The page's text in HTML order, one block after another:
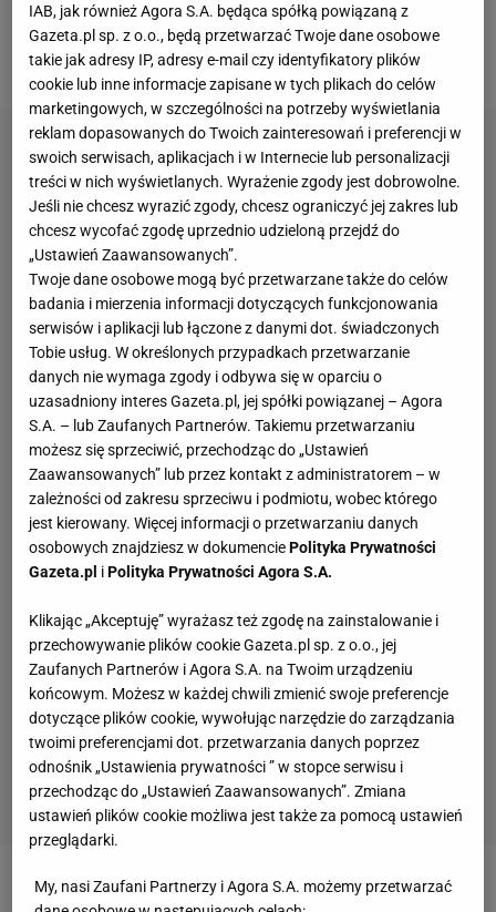
Zagłębiem Sosnowiec, to przegrał trzy ostatnie
spotkania, które zaprzepaściły szanse na awans.
Zobacz wideoKogo Roman Kołtoń skreśliłby z kadry
IAB, jak również Agora S.A. będąca spółką powiązaną z
Gazeta.pl sp. z o.o., będą przetwarzać Twoje dane osobowe
takie jak adresy IP, adresy e-mail czy identyfikatory plików
cookie lub inne informacje zapisane w tych plikach do celów
marketingowych, w szczególności na potrzeby wyświetlania
reklam dopasowanych do Twoich zainteresowań i preferencji w
swoich serwisach, aplikacjach i w Internecie lub personalizacji
treści w nich wyświetlanych. Wyrażenie zgody jest dobrowolne.
Jeśli nie chcesz wyrazić zgody, chcesz ograniczyć jej zakres lub
chcesz wycofać zgodę uprzednio udzieloną przejdź do
„Ustawień Zaawansowanych”.
Twoje dane osobowe mogą być przetwarzane także do celów
badania i mierzenia informacji dotyczących funkcjonowania
serwisów i aplikacji lub łączone z danymi dot. świadczonych
Tobie usług. W określonych przypadkach przetwarzanie
danych nie wymaga zgody i odbywa się w oparciu o
uzasadniony interes Gazeta.pl, jej spółki powiązanej – Agora
S.A. – lub Zaufanych Partnerów. Takiemu przetwarzaniu
możesz się sprzeciwić, przechodząc do „Ustawień
Zaawansowanych” lub przez kontakt z administratorem – w
zależności od zakresu sprzeciwu i podmiotu, wobec którego
jest kierowany. Więcej informacji o przetwarzaniu danych
osobowych znajdziesz w dokumenciePolityka Prywatności
Gazeta.pl iPolityka Prywatności Agora S.A.
Klikając „Akceptuję” wyrażasz też zgodę na zainstalowanie i
przechowywanie plików cookie Gazeta.pl sp. z o.o., jej
Zaufanych Partnerów i Agora S.A. na Twoim urządzeniu
końcowym. Możesz w każdej chwili zmienić swoje preferencje
dotyczące plików cookie, wywołując narzędzie do zarządzania
twoimi preferencjami dot. przetwarzania danych poprzez
odnośnik „Ustawienia prywatności ” w stopce serwisu i
przechodząc do „Ustawień Zaawansowanych”. Zmiana
ustawień plików cookie możliwa jest także za pomocą ustawień
przeglądarki.
My, nasi Zaufani Partnerzy i Agora S.A. możemy przetwarzać